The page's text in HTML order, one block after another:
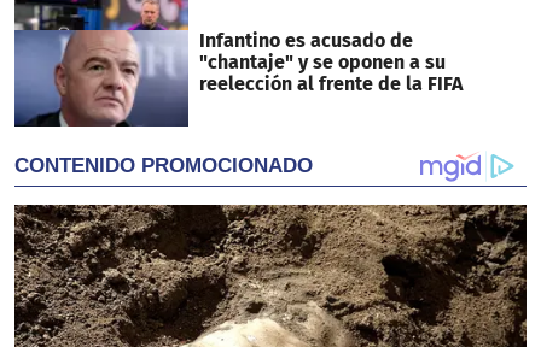
Infantino es acusado de
"chantaje" y se oponen a su
reelección al frente de la FIFA